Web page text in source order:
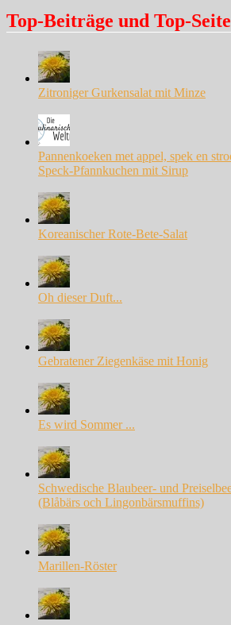
Top-Beiträge und Top-
Zitroniger Gurkensalat mit Minze
Pannenkoeken met appel, spek en
Speck-Pfannkuchen mit Sirup
Koreanischer Rote-Bete-Salat
Oh dieser Duft...
Gebratener Ziegenkäse mit Honig
Es wird Sommer ...
Schwedische Blaubeer- und
(Blåbärs och Lingonbärsmuffins)
Marillen-Röster